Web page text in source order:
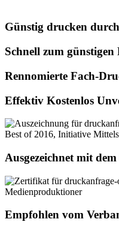
Günstig drucken
Schnell zum
Rennomierte Fach-
Effektiv Kostenlos
Ausgezeichnet mit
Empfohlen vom